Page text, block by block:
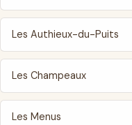
Les Authieux-du-Puits
Les Champeaux
Les Menus